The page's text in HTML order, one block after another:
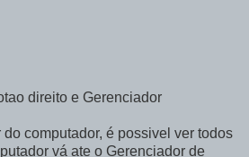
direito e Gerenciador
computador, é possivel ver todos
vá ate o Gerenciador de